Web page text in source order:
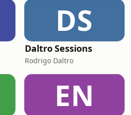
DS
Daltro Sessions
Rodrigo Daltro
EN